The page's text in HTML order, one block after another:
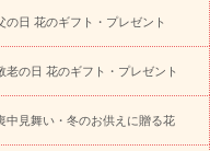
お供え・お悔やみの花
贈る花
お供え お花とセッ
い返し お見舞い
お取り
探す
アレンジメント
の日 花のギフト・プレゼント
老の日 花のギフト・プレゼント
中見舞い・冬のお供えに贈る花